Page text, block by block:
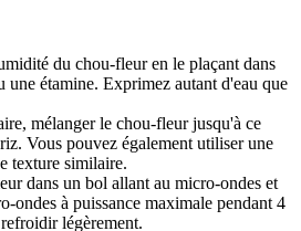
du chou-fleur en le plaçant dans
une étamine. Exprimez autant d'eau que
mélanger le chou-fleur jusqu'à ce
Vous pouvez également utiliser une
texture similaire.
dans un bol allant au micro-ondes et
ondes à puissance maximale pendant 4
légèrement.